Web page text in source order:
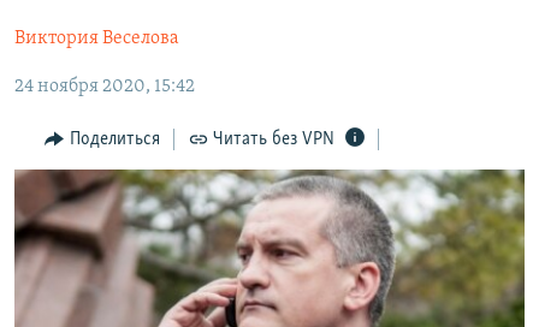
ВернутсяИНТЕРАКТИВ
ИНФОГРАФИКА
ТЕЛЕПРОЕКТ КРЫМ.РЕАЛИИ
СОВЕТЫ ПРАВОЗАЩИТНИКОВ
ПРОПАВШИЕ БЕЗ ВЕСТИ
ПОБЕДИТЕЛЕЙ НЕ СУДЯТ?
КРЫМ.НЕПОКОРЕННЫЙ
РАДІО СВОБОДА
КАК ОБОЙТИ БЛОКИРОВКУ
Qırımtatar
ПРИСОЕДИНЯЙТЕСЬ!
Виктория Веселова
24 ноября 2020, 15:42
Поделиться Читать без VPN